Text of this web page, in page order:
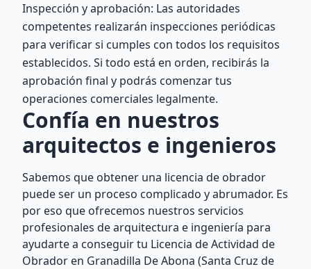
Inspección y aprobación: Las autoridades
competentes realizarán inspecciones periódicas
para verificar si cumples con todos los requisitos
establecidos. Si todo está en orden, recibirás la
aprobación final y podrás comenzar tus
operaciones comerciales legalmente.
Confía en nuestros
arquitectos e ingenieros
Sabemos que obtener una licencia de obrador
puede ser un proceso complicado y abrumador. Es
por eso que ofrecemos nuestros servicios
profesionales de arquitectura e ingeniería para
ayudarte a conseguir tu Licencia de Actividad de
Obrador en Granadilla De Abona (Santa Cruz de